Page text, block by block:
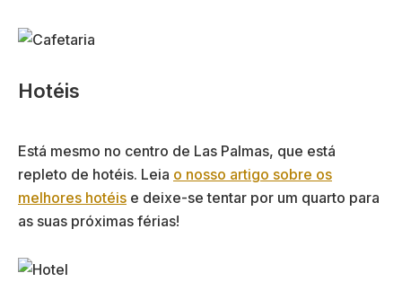
Hotéis
Está mesmo no centro de Las Palmas, que está
repleto de hotéis. Leia o nosso artigo sobre os
melhores hotéis e deixe-se tentar por um quarto para
as suas próximas férias!